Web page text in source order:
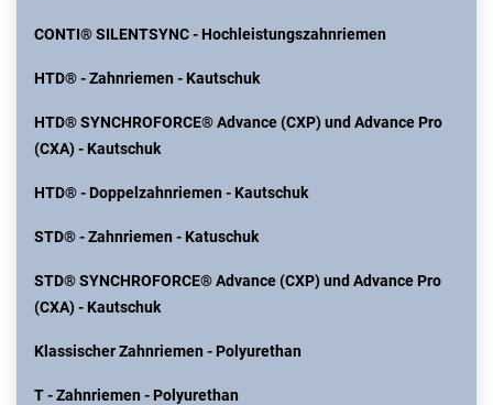
CONTI® SILENTSYNC - Hochleistungszahnriemen
HTD® - Zahnriemen - Kautschuk
HTD® SYNCHROFORCE® Advance (CXP) und Advance Pro
(CXA) - Kautschuk
HTD® - Doppelzahnriemen - Kautschuk
STD® - Zahnriemen - Katuschuk
STD® SYNCHROFORCE® Advance (CXP) und Advance Pro
(CXA) - Kautschuk
Klassischer Zahnriemen - Polyurethan
T - Zahnriemen - Polyurethan